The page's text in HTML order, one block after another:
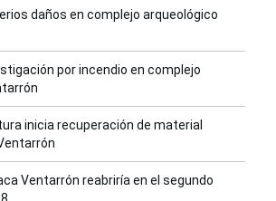
daños en complejo arqueológico
por incendio en complejo
inicia recuperación de material
Ventarrón reabriría en el segundo